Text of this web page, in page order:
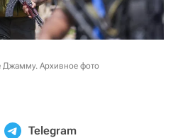
Джамму. Архивное фото
Telegram